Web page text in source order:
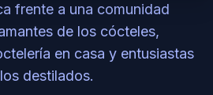
frente a una comunidad
de los cócteles,
en casa y entusiastas
destilados.